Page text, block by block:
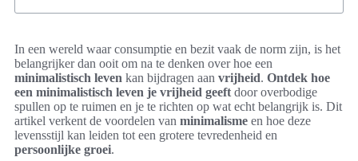
In een wereld waar consumptie en bezit vaak de norm zijn, is het
belangrijker dan ooit om na te denken over hoe een
minimalistisch leven kan bijdragen aan vrijheid. Ontdek hoe
een minimalistisch leven je vrijheid geeft door overbodige
spullen op te ruimen en je te richten op wat echt belangrijk is. Dit
artikel verkent de voordelen van minimalisme en hoe deze
levensstijl kan leiden tot een grotere tevredenheid en
persoonlijke groei.